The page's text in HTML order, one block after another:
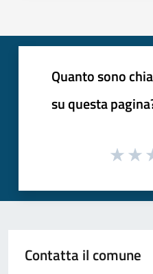
Quanto sono
su questa
Contatta il comune